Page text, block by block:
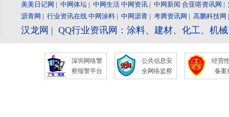
美美日记网 | 中网体坛 | 中网生活 中网资讯 | 中网新闻 合亚嗒资讯网 |
沥青网 | 行业资讯在线 中网涂料 | 中网沥青 | 考腾资讯网 | 高鹏科技网
汉龙网 | QQ行业资讯网：涂料、建材、化工、机
深圳网络警
察报警平台
公共信息安
全网络监察
经营
备案